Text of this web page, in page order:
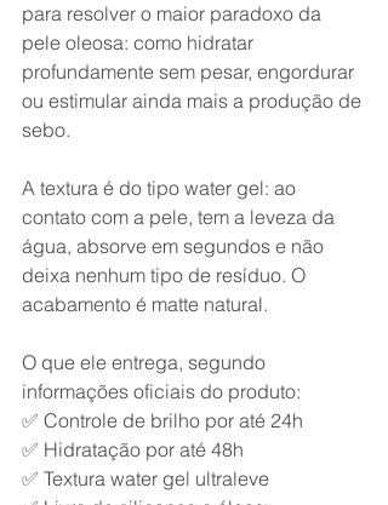
para resolver o maior paradoxo da
pele oleosa: como hidratar
profundamente sem pesar, engordurar
ou estimular ainda mais a produção de
sebo.
A textura é do tipo water gel: ao
contato com a pele, tem a leveza da
água, absorve em segundos e não
deixa nenhum tipo de resíduo. O
acabamento é matte natural.
O que ele entrega, segundo
informações oficiais do produto:
✅ Controle de brilho por até 24h
✅ Hidratação por até 48h
✅ Textura water gel ultraleve